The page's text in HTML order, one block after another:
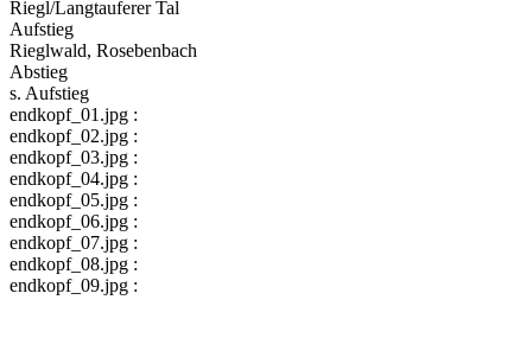
Riegl/Langtauferer Tal
Aufstieg
Rieglwald, Rosebenbach
Abstieg
s. Aufstieg
endkopf_01.jpg :
endkopf_02.jpg :
endkopf_03.jpg :
endkopf_04.jpg :
endkopf_05.jpg :
endkopf_06.jpg :
endkopf_07.jpg :
endkopf_08.jpg :
endkopf_09.jpg :